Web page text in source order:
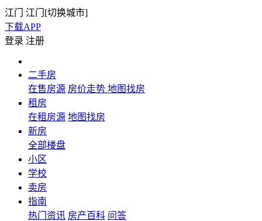
江门 江门[切换城市]
下载APP
登录 注册
二手房
在售房源 房价走势 地图找房
租房
在租房源 地图找房
新房
全部楼盘
小区
学校
卖房
指南
热门资讯 房产百科 问答